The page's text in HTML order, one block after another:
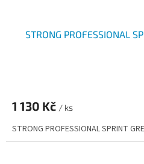
STRONG PROFESSIONAL
1 130 Kč / ks
STRONG PROFESSIONAL SPRINT